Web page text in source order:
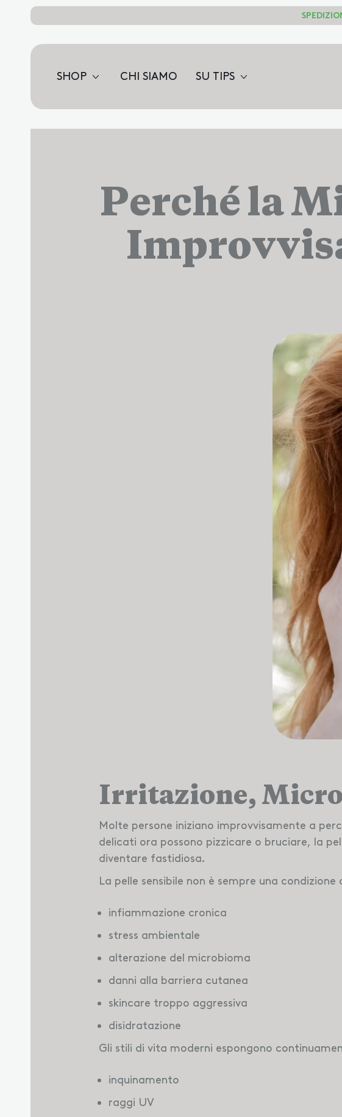
SHOP CHI SIAMO SU TIPS
Perché la
Irritazione,
Molte persone iniziano improvvisamente a
delicati ora possono pizzicare o bruciare, la
diventare fastidiosa.
La pelle sensibile non è sempre una
infiammazione cronica
stress ambientale
alterazione del microbioma
danni alla barriera cutanea
skincare troppo aggressiva
disidratazione
Gli stili di vita moderni espongono
inquinamento
raggi UV